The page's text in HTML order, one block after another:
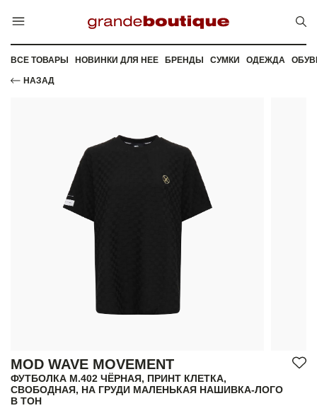
ВСЕ ТОВАРЫ НОВИНКИ ДЛЯ НЕЕ БРЕНДЫ СУМКИ ОДЕЖДА
НАЗАД
MOD WAVE MOVEMENT
ФУТБОЛКА M.402 ЧЁРНАЯ, ПРИНТ КЛЕТКА,
СВОБОДНАЯ, НА ГРУДИ МАЛЕНЬКАЯ НАШИВКА-ЛОГО
В ТОН